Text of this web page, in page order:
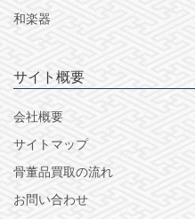
和楽器
サイト概要
会社概要
サイトマップ
骨董品買取の流れ
お問い合わせ